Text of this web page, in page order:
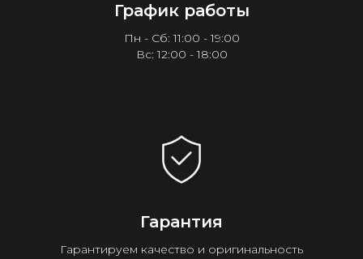
График работы
Пн - Сб: 11:00 - 19:00
Вс: 12:00 - 18:00
Гарантия
Гарантируем качество и оригинальность